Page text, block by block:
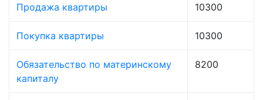
Продажа квартиры 10300
Покупка квартиры 10300
Обязательство по материнскому
капиталу
8200